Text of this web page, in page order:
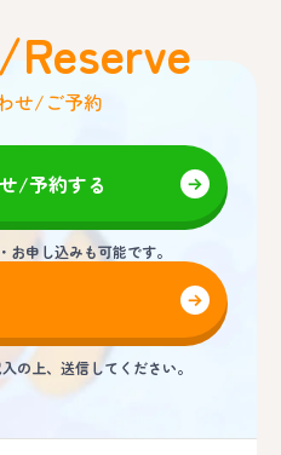
せ/ご予約
/予約する
お申し込みも可能です。
の上、送信してください。